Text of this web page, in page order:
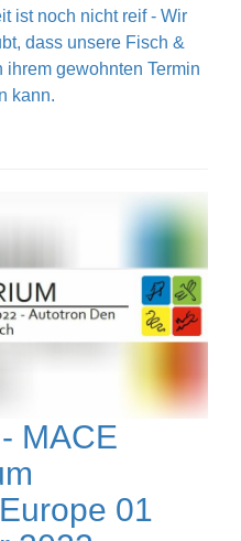
ist noch nicht reif - Wir
dass unsere Fisch &
gewohnten Termin
kann.
MACE
01